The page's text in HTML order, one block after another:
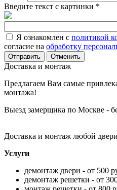
Введите текст с картинки *
Я ознакомлен с политикой
согласие на обработку
Отменить
Доставка и монтаж
Предлагаем Вам самые
монтажа!
Выезд замерщика по Москве -
Доставка и монтаж любой
Услуги
демонтаж двери - от 500
демонтаж решетки - от